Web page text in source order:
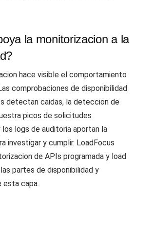
la monitorizacion a la
hace visible el comportamiento
comprobaciones de disponibilidad
detectan caidas, la deteccion de
picos de solicitudes
los logs de auditoria aportan la
investigar y cumplir. LoadFocus
de APIs programada y load
partes de disponibilidad y
esta capa.